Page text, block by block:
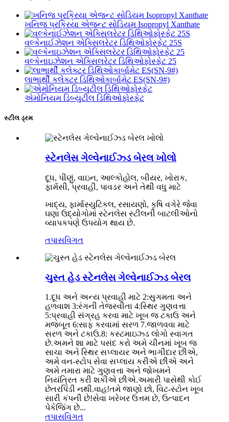
ખનિજ પ્રક્રિયા એજન્ટ સોડિયમ Isopropyl Xanthate
વલ્કેનાઈઝેશન એક્સિલરેટર ડિથિઓફોસ્ફેટ 25S
વલ્કેનાઇઝેશન એક્સિલરેટર ડિથિઓફોસ્ફેટ 25
લાભાર્થી કલેક્ટર ડિથિઓકાર્બામેટ ES(SN-9#)
એમોનિયમ ડિબ્યુટીલ ડિથિઓફોસ્ફેટ
સ્ટીલ ડ્રમ
સ્ટેનલેસ ગેલ્વેનાઈઝ્ડ બેરલ ખોલો
દૂધ, પીણું, વાઇન, આલ્કોહોલ, બીયર, ખોરાક,
ફાર્મસી, પ્રવાહી, પાવડર અને તેથી વધુ માટે
ખાદ્ય, ફાર્માસ્યુટિકલ, રસાયણો, કૃષિ વગેરે જેવા
ઘણા ઉદ્યોગોમાં સ્ટેનલેસ સ્ટીલની બાટલીઓનો
વ્યાપકપણે ઉપયોગ થાય છે.
તપાસવિગત
ચુસ્ત હેડ સ્ટેનલેસ ગેલ્વેનાઈઝ્ડ બેરલ
1.દૂધ અને અન્ય પ્રવાહી માટે 2:સુગમતા અને
હળવાશ 3:રંગની તેજસ્વીતા 4:સ્થિર ગુણવત્તા
5:પ્રવાહી સંગ્રહ કરવા માટે ખૂબ જ ટકાઉ અને
મજબૂત 6:સાફ કરવામાં સરળ 7.જાળવવા માટે
સરળ અને ટકાઉ.8: કસ્ટમાઇઝ્ડ લોગો સ્વાગત
છે.અમને શા માટે પસંદ કરો અમે ચીનમાં ખૂબ જ
સાચા અને સ્થિર સપ્લાયર અને ભાગીદાર છીએ,
અમે વન-સ્ટોપ સેવા સપ્લાય કરીએ છીએ અને
અમે તમારા માટે ગુણવત્તા અને જોખમને
નિયંત્રિત કરી શકીએ છીએ.અમારી પાસેથી કોઈ
છેતરપિંડી નથી.વાહ!તમે જાણો છો, વિટ-સ્ટોન ખૂબ
સારી કંપની છે!સેવા ખરેખર ઉત્તમ છે, ઉત્પાદન
પેકેજિંગ છે...
તપાસવિગત